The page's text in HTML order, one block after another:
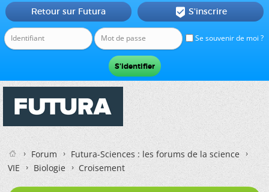
Se souvenir de moi ?
Retour sur Futura  S'inscrire
Forum
Futura-Sciences : les forums de la science
VIE
Biologie Croisement